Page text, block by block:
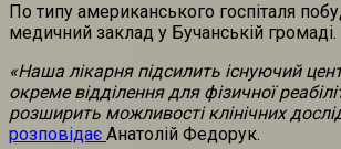
По типу американського госпіталя
медичний заклад у Бучанській громаді.
«Наша лікарня підсилить існуючий
окреме відділення для фізичної
розширить можливості клінічних
розповідає Анатолій Федорук.